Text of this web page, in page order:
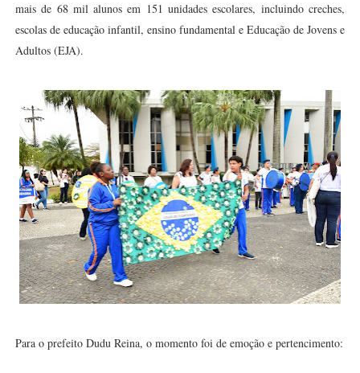
mais de 68 mil alunos em 151 unidades escolares, incluindo creches,
escolas de educação infantil, ensino fundamental e Educação de Jovens e
Adultos (EJA).
Para o prefeito Dudu Reina, o momento foi de emoção e pertencimento: